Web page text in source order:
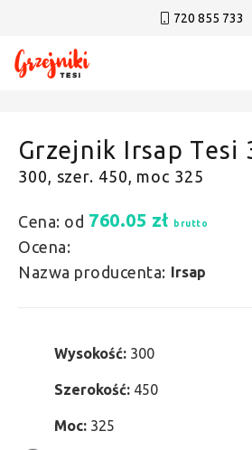
720 855 733
Grzejnik Irsap Tesi
300, szer. 450, moc 325
Cena: od 760.05 zł brutto
Ocena:
Nazwa producenta: Irsap
Wysokość: 300
Szerokość: 450
Moc: 325